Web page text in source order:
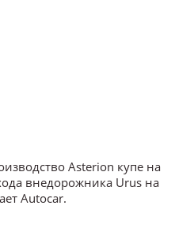
Asterion купе на
внедорожника Urus на
Autocar.